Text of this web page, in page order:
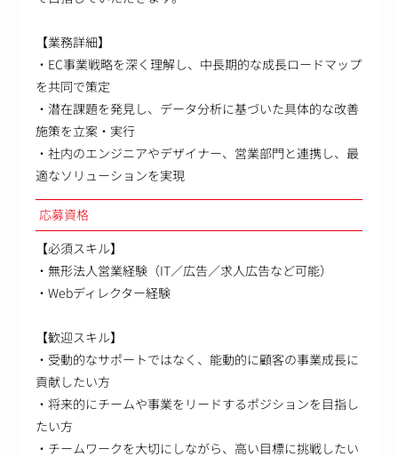
【業務詳細】
・EC事業戦略を深く理解し、中長期的な成長ロードマップ
を共同で策定
・潜在課題を発見し、データ分析に基づいた具体的な改善
施策を立案・実行
・社内のエンジニアやデザイナー、営業部門と連携し、最
適なソリューションを実現
応募資格
【必須スキル】
・無形法人営業経験（IT／広告／求人広告など可能）
・Webディレクター経験
【歓迎スキル】
・受動的なサポートではなく、能動的に顧客の事業成長に
貢献したい方
・将来的にチームや事業をリードするポジションを目指し
たい方
・チームワークを大切にしながら、高い目標に挑戦したい